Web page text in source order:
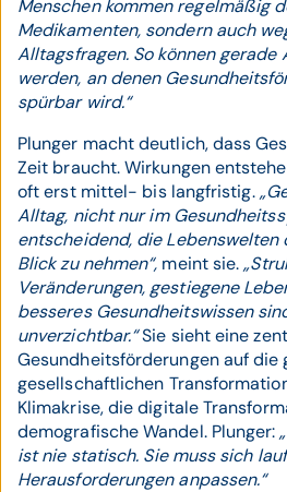
Menschen kommen regelmäßig
Medikamenten, sondern auch
Alltagsfragen. So können gerade
werden, an denen
spürbar wird.“
Plunger macht deutlich, dass
Zeit braucht. Wirkungen
oft erst mittel- bis langfristig.
Alltag, nicht nur im
entscheidend, die Lebenswelten
Blick zu nehmen“, meint sie.
Veränderungen, gestiegene
besseres Gesundheitswissen
unverzichtbar.“Sie sieht eine
Gesundheitsförderungen auf die
gesellschaftlichen
Klimakrise, die digitale
demografische Wandel. Plunger:
ist nie statisch. Sie muss sich
Herausforderungen anpassen.“